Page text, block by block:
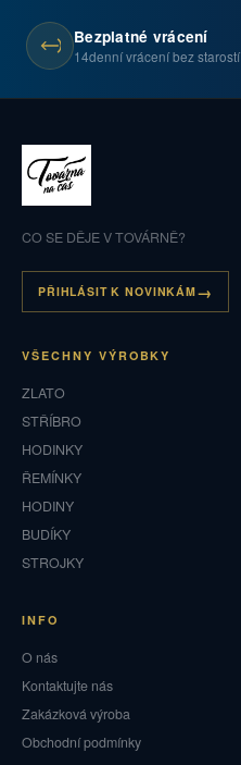
Bezplatné vrácení
14denní vrácení bez starostí
CO SE DĚJE V TOVÁRNĚ?
PŘIHLÁSIT K NOVINKÁM
VŠECHNY VÝROBKY
ZLATO
STŘÍBRO
HODINKY
ŘEMÍNKY
HODINY
BUDÍKY
STROJKY
INFO
O nás
Kontaktujte nás
Zakázková výroba
Obchodní podmínky